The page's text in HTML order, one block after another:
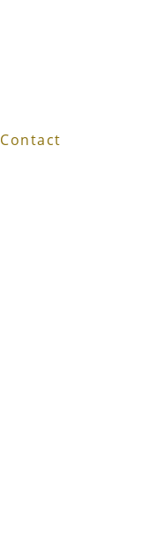
Contact